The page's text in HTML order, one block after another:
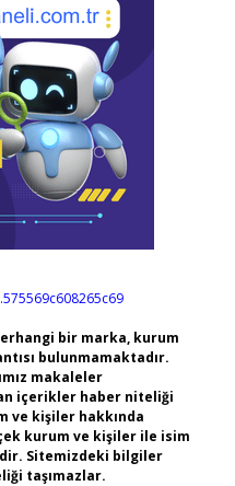
bir marka, kurum
bulunmamaktadır.
makaleler
içerikler haber niteliği
ve kişiler hakkında
kurum ve kişiler ile isim
Sitemizdeki bilgiler
taşımazlar.